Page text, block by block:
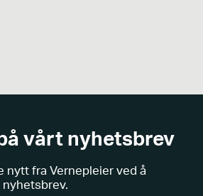
vårt nyhetsbrev
nytt fra Vernepleier ved å
nyhetsbrev.